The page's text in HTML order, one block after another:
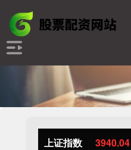
上证指数 3940.04